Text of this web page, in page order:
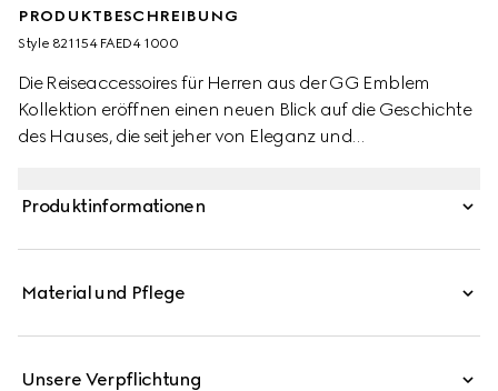
PRODUKTBESCHREIBUNG
Style ‎821154 FAED4 1000
Die Reiseaccessoires für Herren aus der GG Emblem
Kollektion eröffnen einen neuen Blick auf die Geschichte
des Hauses, die seit jeher von Eleganz und
GG Monogramm-Stoff in Schwarz und ist mit einem
Produktinformationen
Material und Pflege
Unsere Verpflichtung